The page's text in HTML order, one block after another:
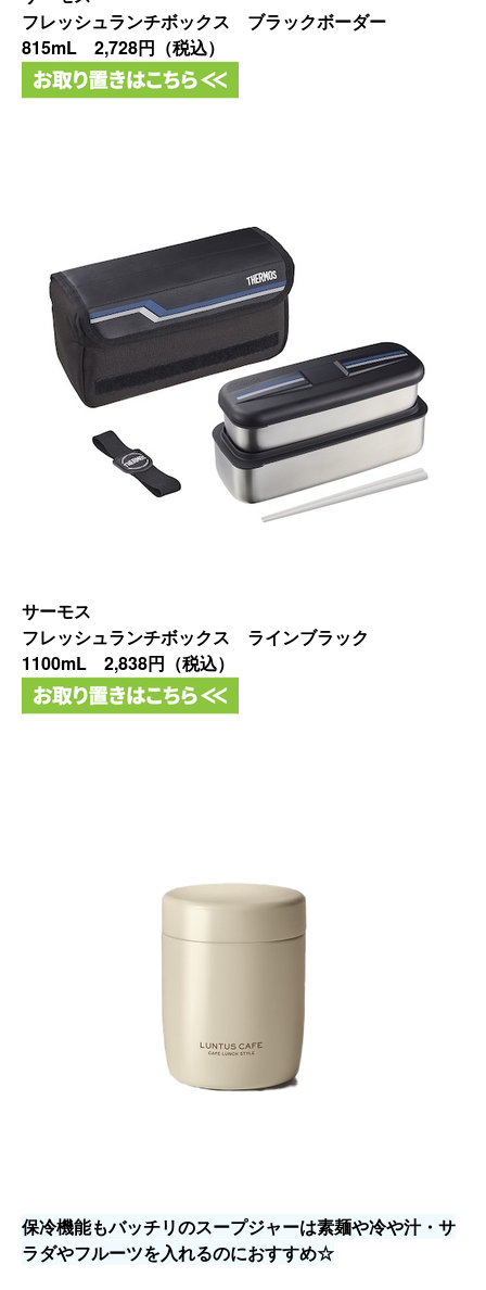
フレッシュランチボックス ブラックボーダー
815mL 2,728円（税込）
サーモス
フレッシュランチボックス ラインブラック
1100mL 2,838円（税込）
保冷機能もバッチリのスープジャーは素麺や冷や汁・ サ
ラダやフルーツを入れるのにおすすめ☆